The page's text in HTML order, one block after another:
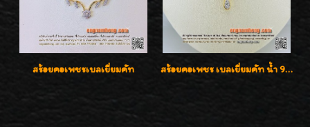
สร้อยคอเพชรเบลเยี่ยมคัท สร้อยคอเพชร เบลเยี่ยมคัท น้ำ 98% F-Color/VVS รูปแบบหวานใส่สวยดูดีน่ารักสุดๆค่ะ